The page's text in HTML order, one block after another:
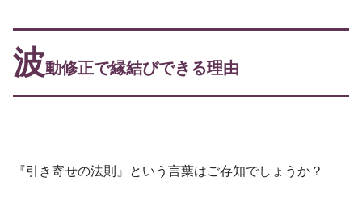
波動修正で縁結びできる理由
『引き寄せの法則』という言葉はご存知でしょうか？